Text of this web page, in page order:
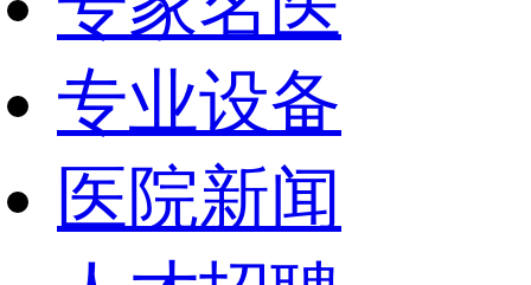
专业设备
医院新闻